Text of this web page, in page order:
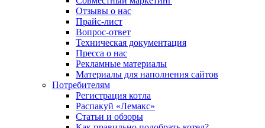
Отзывы о нас
Прайс-лист
Вопрос-ответ
Техническая документация
Пресса о нас
Рекламные материалы
Материалы для наполнения сайтов
Потребителям
Регистрация котла
Распакуй «Лемакс»
Статьи и обзоры